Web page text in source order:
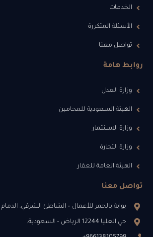
الخدمات
الأسئلة المتكررة
تواصل معنا
روابط هامة
وزارة العدل
الهيئة السعودية للمحامين
وزارة الاستثمار
وزارة التجارة
الهيئة العامة للعقار
تواصل معنا
بوابة بالحمر للأعمال – الشاطئ الشرقي، الدمام 31411 السعودية
حي العليا 12244 الرياض - السعودية.